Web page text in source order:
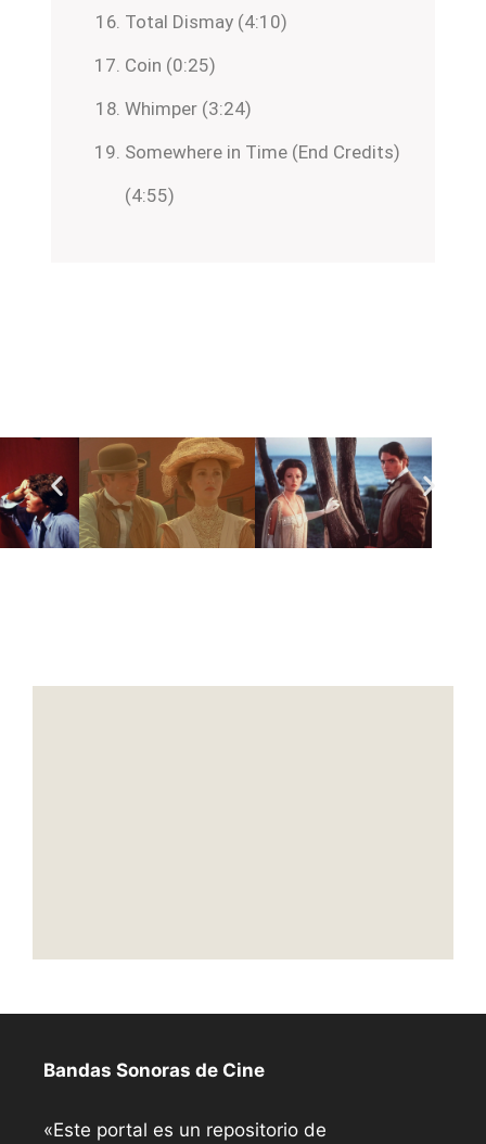
Total Dismay (4:10)
Coin (0:25)
Whimper (3:24)
Somewhere in Time (End Credits)
(4:55)
Bandas Sonoras de Cine
«Este portal es un repositorio de